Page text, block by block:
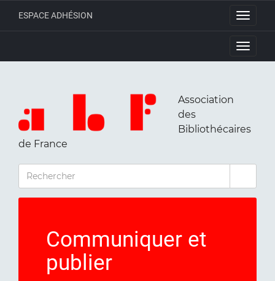
Toggle
ESPACE ADHÉSION
Toggle
Association
des
Bibliothécaires
de France
RECHERCHER
Communiquer et
publier